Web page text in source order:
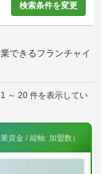
検索条件を変更
できるフランチャイ
～ 20 件を表示してい
業資金 / 縦軸: 加盟数）